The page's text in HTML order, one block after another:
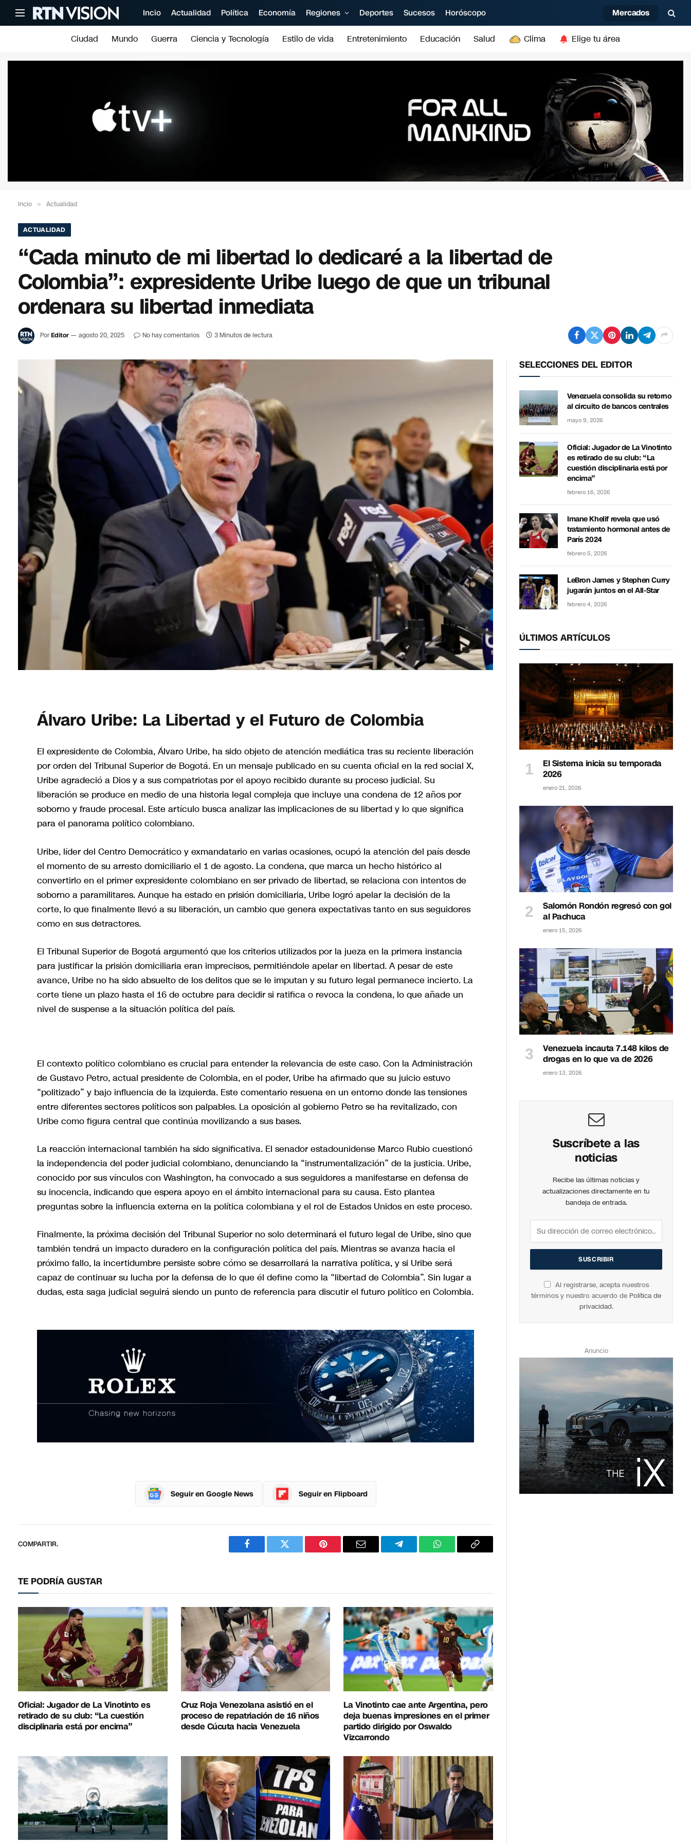
Incio Actualidad Política Economía Regiones Deportes Sucesos Horóscopo Mercados
Ciudad Mundo Guerra Ciencia y Tecnología Estilo de vida Entretenimiento Educación Salud Clima Elige tu área
Incio » Actualidad
ACTUALIDAD
“Cada minuto de mi libertad lo dedicaré a la libertad de
Colombia”: expresidente Uribe luego de que un tribunal
ordenara su libertad inmediata
PorEditor agosto 20, 2025 No hay comentarios 3 Minutos de lectura
Álvaro Uribe: La Libertad y el Futuro de Colombia
El expresidente de Colombia, Álvaro Uribe, ha sido objeto de atención mediática tras su reciente liberación
por orden del Tribunal Superior de Bogotá. En un mensaje publicado en su cuenta oficial en la red social X,
Uribe agradeció a Dios y a sus compatriotas por el apoyo recibido durante su proceso judicial. Su
liberación se produce en medio de una historia legal compleja que incluye una condena de 12 años por
soborno y fraude procesal. Este artículo busca analizar las implicaciones de su libertad y lo que significa
para el panorama político colombiano.
Uribe, líder del Centro Democrático y exmandatario en varias ocasiones, ocupó la atención del país desde
el momento de su arresto domiciliario el 1 de agosto. La condena, que marca un hecho histórico al
convertirlo en el primer expresidente colombiano en ser privado de libertad, se relaciona con intentos de
soborno a paramilitares. Aunque ha estado en prisión domiciliaria, Uribe logró apelar la decisión de la
corte, lo que finalmente llevó a su liberación, un cambio que genera expectativas tanto en sus seguidores
como en sus detractores.
El Tribunal Superior de Bogotá argumentó que los criterios utilizados por la jueza en la primera instancia
para justificar la prisión domiciliaria eran imprecisos, permitiéndole apelar en libertad. A pesar de este
avance, Uribe no ha sido absuelto de los delitos que se le imputan y su futuro legal permanece incierto. La
corte tiene un plazo hasta el 16 de octubre para decidir si ratifica o revoca la condena, lo que añade un
nivel de suspense a la situación política del país.
El contexto político colombiano es crucial para entender la relevancia de este caso. Con la Administración
de Gustavo Petro, actual presidente de Colombia, en el poder, Uribe ha afirmado que su juicio estuvo
“politizado” y bajo influencia de la izquierda. Este comentario resuena en un entorno donde las tensiones
entre diferentes sectores políticos son palpables. La oposición al gobierno Petro se ha revitalizado, con
Uribe como figura central que continúa movilizando a sus bases.
La reacción internacional también ha sido significativa. El senador estadounidense Marco Rubio cuestionó
la independencia del poder judicial colombiano, denunciando la “instrumentalización” de la justicia. Uribe,
conocido por sus vínculos con Washington, ha convocado a sus seguidores a manifestarse en defensa de
su inocencia, indicando que espera apoyo en el ámbito internacional para su causa. Esto plantea
preguntas sobre la influencia externa en la política colombiana y el rol de Estados Unidos en este proceso.
Finalmente, la próxima decisión del Tribunal Superior no solo determinará el futuro legal de Uribe, sino que
también tendrá un impacto duradero en la configuración política del país. Mientras se avanza hacia el
próximo fallo, la incertidumbre persiste sobre cómo se desarrollará la narrativa política, y si Uribe será
capaz de continuar su lucha por la defensa de lo que él define como la “libertad de Colombia”. Sin lugar a
dudas, esta saga judicial seguirá siendo un punto de referencia para discutir el futuro político en Colombia.
Seguir en Google News Seguir en Flipboard
COMPARTIR.
FacebookTwitter PinterestCorreo
TelegramWhatsAppCopiar
TE PODRÍA GUSTAR
Oficial: Jugador de La Vinotinto es
retirado de su club: “La cuestión
disciplinaria está por encima”
Cruz Roja Venezolana asistió en el
proceso de repatriación de 16 niños
desde Cúcuta hacia Venezuela
La Vinotinto cae ante Argentina, pero
deja buenas impresiones en el primer
partido dirigido por Oswaldo
Vizcarrondo
SELECCIONES DEL EDITOR
Venezuela consolida su retorno
al circuito de bancos centrales
mayo 9, 2026
Oficial: Jugador de La Vinotinto
es retirado de su club: “La
cuestión disciplinaria está por
encima”
febrero 16, 2026
Imane Khelif revela que usó
tratamiento hormonal antes de
París 2024
febrero 5, 2026
LeBron James y Stephen Curry
jugarán juntos en el All-Star
febrero 4, 2026
ÚLTIMOS ARTÍCULOS
El Sistema inicia su temporada
2026
enero 21, 2026
Salomón Rondón regresó con gol
al Pachuca
enero 15, 2026
Venezuela incauta 7.148 kilos de
drogas en lo que va de 2026
enero 13, 2026
Suscríbete a las
noticias
Recibe las últimas noticias y
actualizaciones directamente en tu
bandeja de entrada.
Al registrarse, acepta nuestros
términos y nuestro acuerdo de Política de
privacidad.
Anuncio